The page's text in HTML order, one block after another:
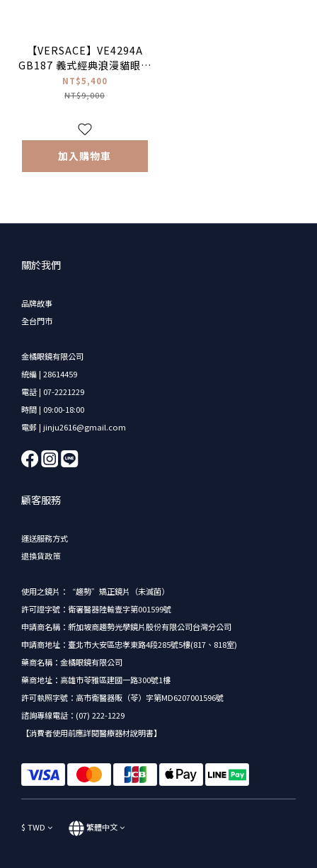
【VERSACE】VE4294A
GB187 義式經典浪漫貓眼框
太陽眼鏡
NT$5,400
NT$9,000
加入購物車
關於我們
品牌故事
全台門市
金橘眼鏡有限公司
統編 | 28614459
電話 | 07-2221229
時間 | 09:00-18:00
電郵 | jinju2616@gmail.com
顧客服務
運送服務方式
退換貨政策
使用之鏡片：“趨勢”矯正鏡片（未滅菌）
許可證字號：衛署醫器陸輸壹字第001599號
申請商名稱：新加坡商趨勢光學鏡片股份有限公司台灣分公司
申請商地址：臺北市大安區忠孝東路4段285號5樓(817、818室)
藥商名稱：金橘眼鏡有限公司
藥商地址：高雄市苓雅區建國一路300號1樓
許可執照字號：高市衛醫器販（苓）字第MD6207001596號
諮詢專線電話：(07) 222-1229
【消費者使用前應詳閱醫療器材說明書】
$ TWD 繁體中文